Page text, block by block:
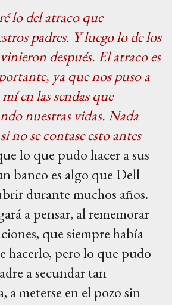
lo del atraco que
padres. Y luego lo de los
después. El atraco es
ya que nos puso a
en las sendas que
nuestras vidas. Nada
no se contase esto antes
lo que pudo hacer a sus
banco es algo que Dell
durante muchos años.
a pensar, al rememorar
que siempre había
hacerlo, pero lo que pudo
a secundar tan
a meterse en el pozo sin